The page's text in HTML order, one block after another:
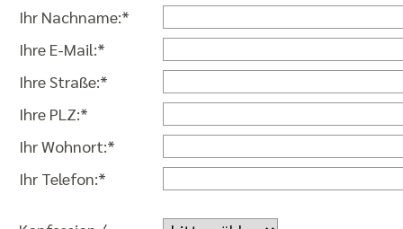
Ihr Nachname:*
Ihre E-Mail:*
Ihre Straße:*
Ihre PLZ:*
Ihr Wohnort:*
Ihr Telefon:*